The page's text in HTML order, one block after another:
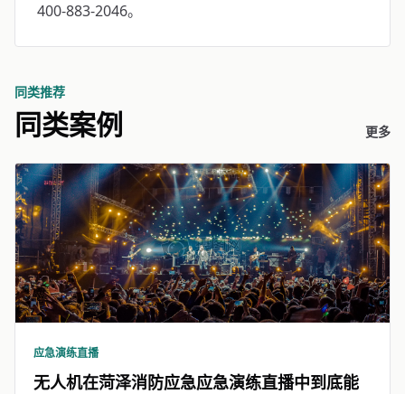
400-883-2046。
同类推荐
同类案例 更多
应急演练直播
无人机在菏泽消防应急应急演练直播中到底能